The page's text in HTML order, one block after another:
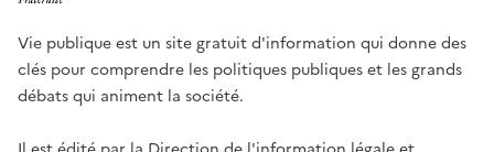
Vie publique est un site gratuit d'information qui donne des
clés pour comprendre les politiques publiques et les grands
débats qui animent la société.